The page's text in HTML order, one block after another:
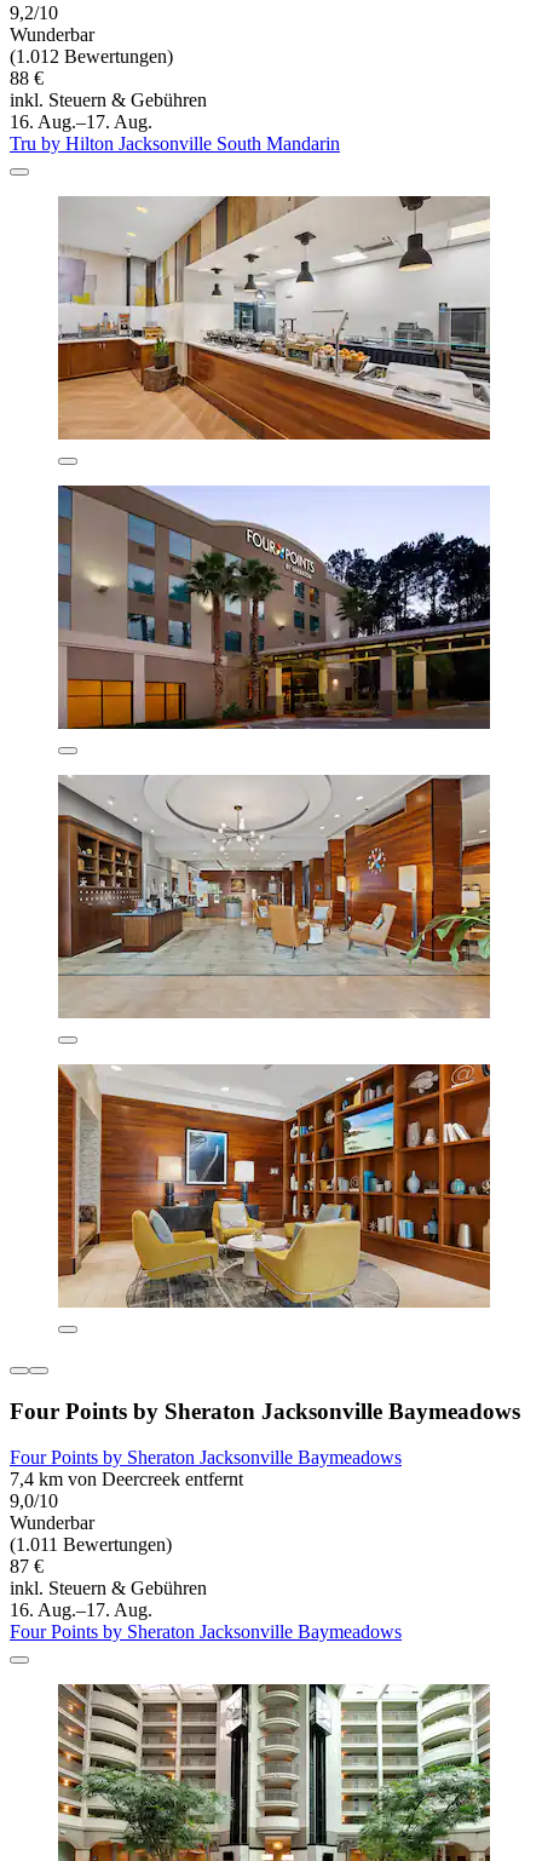
9,2/10
Wunderbar
(1.012 Bewertungen)
88 €
inkl. Steuern & Gebühren
16. Aug.–17. Aug.
Tru by Hilton Jacksonville South Mandarin
Four Points by Sheraton Jacksonville Baymeadows
Four Points by Sheraton Jacksonville Baymeadows
7,4 km von Deercreek entfernt
9,0/10
Wunderbar
(1.011 Bewertungen)
87 €
inkl. Steuern & Gebühren
16. Aug.–17. Aug.
Four Points by Sheraton Jacksonville Baymeadows